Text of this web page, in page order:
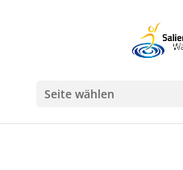
Seite wählen